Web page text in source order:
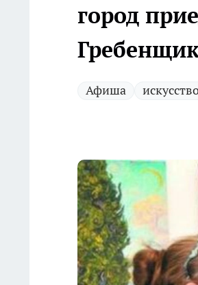
город
Афиша